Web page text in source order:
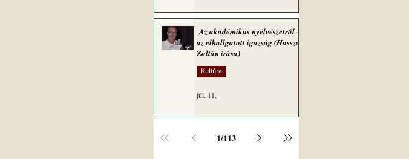
Az akadémikus nyelvészetről –
az elhallgatott igazság (Hosszú
Zoltán írása)
Kultúra
júl. 11.
1/113